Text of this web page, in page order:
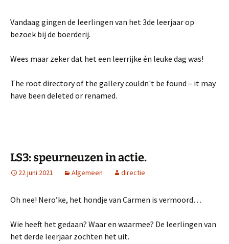
Vandaag gingen de leerlingen van het 3de leerjaar op
bezoek bij de boerderij.
Wees maar zeker dat het een leerrijke én leuke dag was!
The root directory of the gallery couldn't be found – it may
have been deleted or renamed.
LS3: speurneuzen in actie.
22 juni 2021 Algemeen directie
Oh nee! Nero’ke, het hondje van Carmen is vermoord…
Wie heeft het gedaan? Waar en waarmee? De leerlingen van
het derde leerjaar zochten het uit.